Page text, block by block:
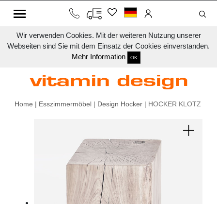
Wir verwenden Cookies. Mit der weiteren Nutzung unserer
Webseiten sind Sie mit dem Einsatz der Cookies einverstanden.
Mehr Information
OK
Home | Esszimmermöbel | Design Hocker | HOCKER KLOTZ